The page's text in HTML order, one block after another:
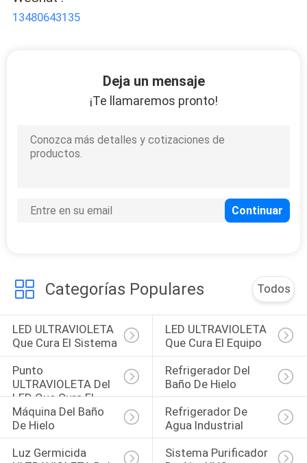
CONTACTO
PIDA
UNA
MAPA
PRIVACY
POLICY
13480643135
Deja un mensaje
¡Te llamaremos pronto!
Categorías Populares Todos
LED ULTRAVIOLETA
Que Cura El Sistema
LED ULTRAVIOLETA
Que Cura El Equipo
Punto
ULTRAVIOLETA Del
LED Que Cura El
Sistema
Refrigerador Del
Baño De Hielo
Máquina Del Baño
De Hielo
Refrigerador De
Agua Industrial
Luz Germicida
Sistema Purificador